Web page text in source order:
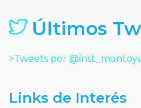
Últimos
>Tweets por
Links de Interés